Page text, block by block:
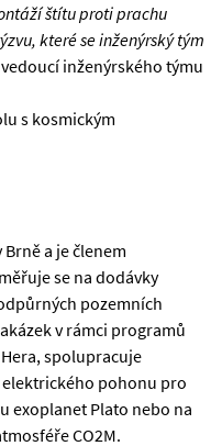
štítu proti prachu
které se inženýrský tým
inženýrského týmu
s kosmickým
a je členem
se na dodávky
pozemních
v rámci programů
spolupracuje
pohonu pro
exoplanet Plato nebo na
CO2M.